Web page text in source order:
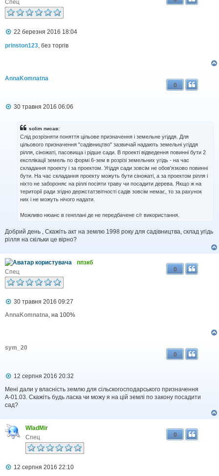
Спец
П
в
л
я
22 березня 2016 18:04
prinston123 , без торгів
AnnaKomnatna
0
П
30 травня 2016 06:06
solim писав:
Слід розрізняти поняття цільове призначення і земельне угіддя. Для
цільового призначення "садівництво" зазвичай надають земельні угіддя
рілля, сіножаті, пасовища і рідше сади. В проекті відведення повинні бути 2
експлікації земель по формі 6-зем в розрізі земельних угідь - на час
складання проекту і за проектом. Угіддя сади зовсім не обов'язково повинні
бути. На час складання проекту можуть бути сіножаті, а за проектом рілля і
ніхто не забороняє на ріллі посіяти траву чи посадити дерева. Якщо ж на
території ради згідно держстатзвітності садів зовсім немає, то за рахунок
них і не можуть нічого надати.
Можливо нюанс в генплані де не передбачене с/г використання.
Добрий день , Скажіть акт на землю 1998 року для садівництва, склад угідь
рілля на скільки це вірно?
ппзкб
Спец
0
П
в
л
я
30 травня 2016 09:27
AnnaKomnatna , на 100%
sym_20
0
П
в
і
д
о
е
н
12 серпня 2016 20:32
Мені дали у власність землю для сільскогосподарського призначення
А-01.03. Скажіть будь ласка чи можу я на цій землі по закону посадити
сад?
WladMir
Спец
0
П12 серпня 2016 22:10